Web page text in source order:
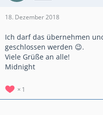
18. Dezember 2018
Ich darf das übernehmen
geschlossen werden 😉.
Viele Grüße an alle!
Midnight
1